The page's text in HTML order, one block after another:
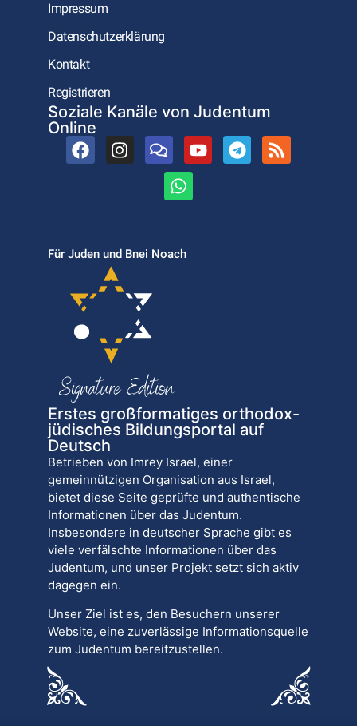
Impressum
Datenschutzerklärung
Kontakt
Registrieren
Soziale Kanäle von Judentum
Online
Für Juden und Bnei Noach
Erstes großformatiges orthodox-
jüdisches Bildungsportal auf
Deutsch
Betrieben von Imrey Israel, einer
gemeinnützigen Organisation aus Israel,
bietet diese Seite geprüfte und authentische
Informationen über das Judentum.
Insbesondere in deutscher Sprache gibt es
viele verfälschte Informationen über das
Judentum, und unser Projekt setzt sich aktiv
dagegen ein.
Unser Ziel ist es, den Besuchern unserer
Website, eine zuverlässige Informationsquelle
zum Judentum bereitzustellen.